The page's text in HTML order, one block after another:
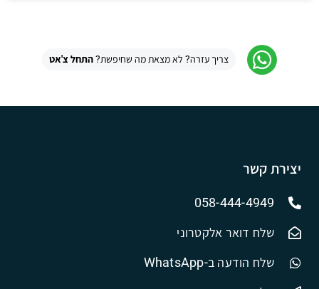
צריך עזרה? לא מצאת מה שחיפשת?התחל צ'אט
יצירת קשר
058-444-4949
שלח דואר אלקטרוני
שלח הודעה ב-WhatsApp